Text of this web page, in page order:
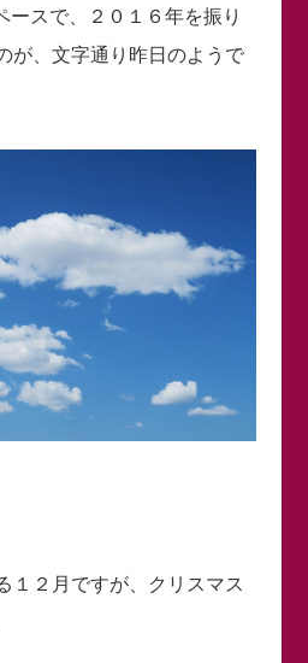
ースで、２０１６年を振り
が、文字通り昨日のようで
１２月ですが、クリスマス